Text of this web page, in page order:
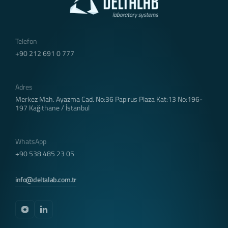
Telefon
+90 212 691 0 777
Adres
Merkez Mah. Ayazma Cad. No:36 Papirus Plaza Kat:13 No:196-
197 Kağıthane / İstanbul
WhatsApp
+90 538 485 23 05
info@deltalab.com.tr
tarayıcınızı kapatıp sitemize tekrar geldiğinizde
Bu tür çerezler tercihlerinizi hatırlamak için
kullanılır ve tarayıcılar vasıtasıyla cihazınızda
Tarayıcınızın ayarlarından silinene kadar bu
çerezler tarayıcınızın alt klasörlerinde tutulurlar.
bulundurarak sizlere özel öneriler sunulması için
kullanılabilmektedir.
cihazla tekrardan ziyaret etmeniz durumunda,
cihazınızda İnternet Sitemiz tarafından
ve var ise, sizin siteyi daha önce ziyaret ettiğiniz